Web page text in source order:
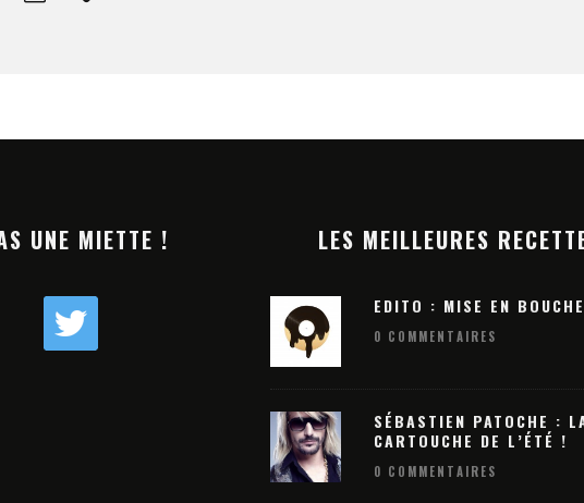
UNE MIETTE ! LES MEILLEURES
EDITO : MISE EN BOUCHE
0 COMMENTAIRES
SÉBASTIEN PATOCHE :
CARTOUCHE DE L’ÉTÉ !
0 COMMENTAIRES